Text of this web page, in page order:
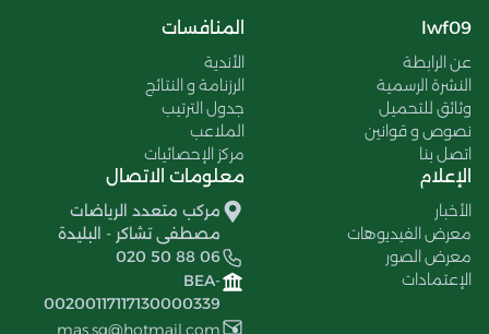
lwf09
عن الرابطة
النشرة الرسمية
وثائق للتحميل
نصوص و قوانين
اتصل بنا
المنافسات
الأندية
الرزنامة و النتائج
جدول الترتيب
الملاعب
مركز الإحصائيات
الإعلام
الأخبار
معرض الفيديوهات
معرض الصور
الإعتمادات
معلومات الاتصال
مركب متعدد الرياضات
مصطفى تشاكر - البليدة
020 50 88 06
BEA-
00200117117130000339
mas.sg@hotmail.com